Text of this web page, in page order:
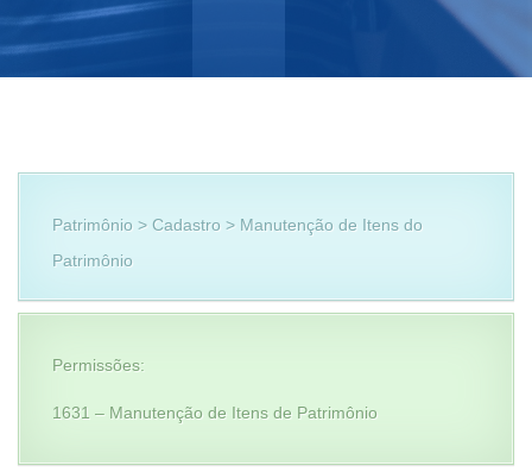
Patrimônio > Cadastro > Manutenção de Itens do
Patrimônio
Permissões:
1631 – Manutenção de Itens de Patrimônio